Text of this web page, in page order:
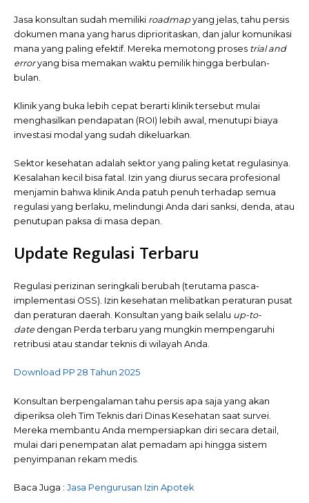
Jasa konsultan sudah memiliki roadmap yang jelas, tahu persis
dokumen mana yang harus diprioritaskan, dan jalur komunikasi
mana yang paling efektif. Mereka memotong proses trial and
erroryang bisa memakan waktu pemilik hingga berbulan-
bulan.
Klinik yang buka lebih cepat berarti klinik tersebut mulai
menghasilkan pendapatan (ROI) lebih awal, menutupi biaya
investasi modal yang sudah dikeluarkan.
Sektor kesehatan adalah sektor yang paling ketat regulasinya.
Kesalahan kecil bisa fatal. Izin yang diurus secara profesional
menjamin bahwa klinik Anda patuh penuh terhadap semua
regulasi yang berlaku, melindungi Anda dari sanksi, denda, atau
penutupan paksa di masa depan.
Update Regulasi Terbaru
Regulasi perizinan seringkali berubah (terutama pasca-
implementasi OSS). Izin kesehatan melibatkan peraturan pusat
dan peraturan daerah. Konsultan yang baik selalu up-to-
date dengan Perda terbaru yang mungkin mempengaruhi
retribusi atau standar teknis di wilayah Anda.
Download PP 28 Tahun 2025
Konsultan berpengalaman tahu persis apa saja yang akan
diperiksa oleh Tim Teknis dari Dinas Kesehatan saat survei.
Mereka membantu Anda mempersiapkan diri secara detail,
mulai dari penempatan alat pemadam api hingga sistem
penyimpanan rekam medis.
Baca Juga : Jasa Pengurusan Izin Apotek